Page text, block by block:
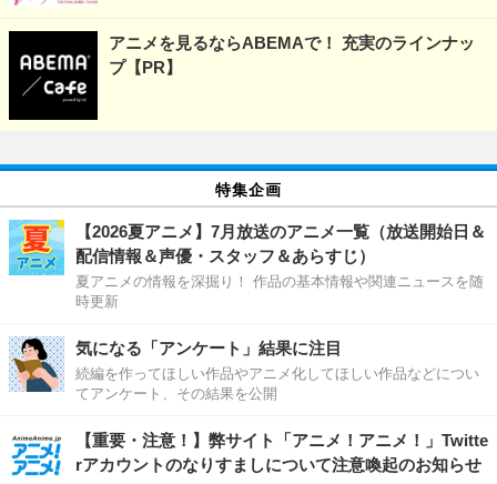
アニメを見るならABEMAで！ 充実のラインナッ
プ【PR】
特集企画
【2026夏アニメ】7月放送のアニメ一覧（放送開始日＆
配信情報＆声優・スタッフ＆あらすじ）
夏アニメの情報を深掘り！ 作品の基本情報や関連ニュースを随
時更新
気になる「アンケート」結果に注目
続編を作ってほしい作品やアニメ化してほしい作品などについ
てアンケート、その結果を公開
【重要・注意！】弊サイト「アニメ！アニメ！」Twitte
rアカウントのなりすましについて注意喚起のお知らせ